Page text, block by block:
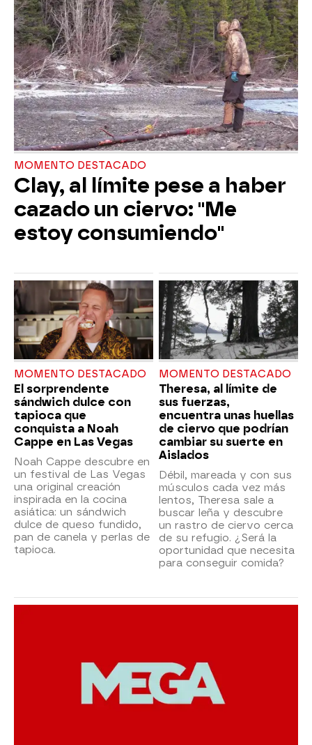
MOMENTO DESTACADO
Clay, al límite pese a haber
cazado un ciervo: "Me
estoy consumiendo"
MOMENTO DESTACADO
El sorprendente
sándwich dulce con
tapioca que
conquista a Noah
Cappe en Las Vegas
Noah Cappe descubre en
un festival de Las Vegas
una original creación
inspirada en la cocina
asiática: un sándwich
dulce de queso fundido,
pan de canela y perlas de
tapioca.
MOMENTO DESTACADO
Theresa, al límite de
sus fuerzas,
encuentra unas huellas
de ciervo que podrían
cambiar su suerte en
Aislados
Débil, mareada y con sus
músculos cada vez más
lentos, Theresa sale a
buscar leña y descubre
un rastro de ciervo cerca
de su refugio. ¿Será la
oportunidad que necesita
para conseguir comida?